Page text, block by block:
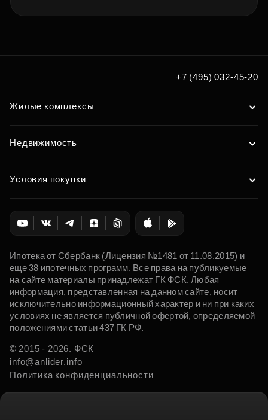
+7 (495) 032-45-20
Жилые комплексы
Недвижимость
Условия покупки
Ипотека от Сбербанк (Лицензия №1481 от 11.08.2015) и
еще 38 ипотечных программ. Все права на публикуемые
на сайте материалы принадлежат ГК ФСК. Любая
информация, представленная на данном сайте, носит
исключительно информационный характер и ни при каких
условиях не является публичной офертой, определяемой
положениями статьи 437 ГК РФ.
© 2015 - 2026. ФСК
info@anlider.info
Политика конфиденциальности